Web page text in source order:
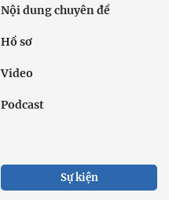
Nội dung chuyên đề
Hồ sơ
Video
Podcast
Sự kiện